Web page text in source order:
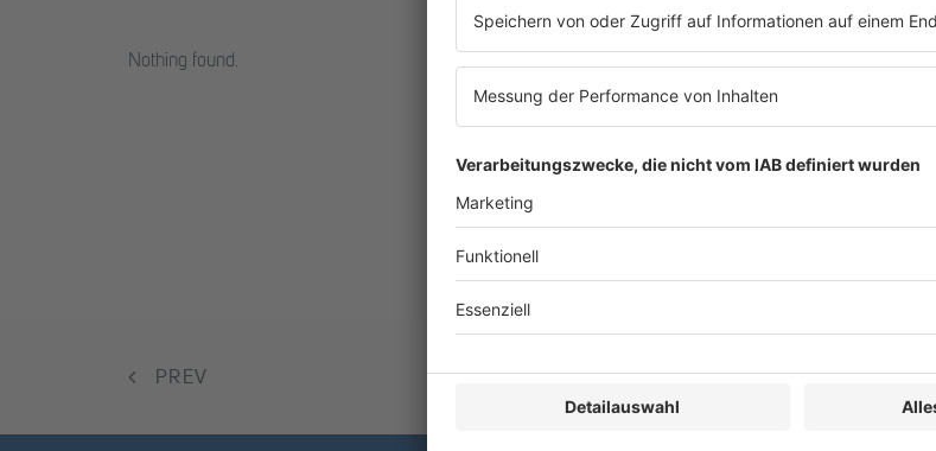
Nothing found.
PREV